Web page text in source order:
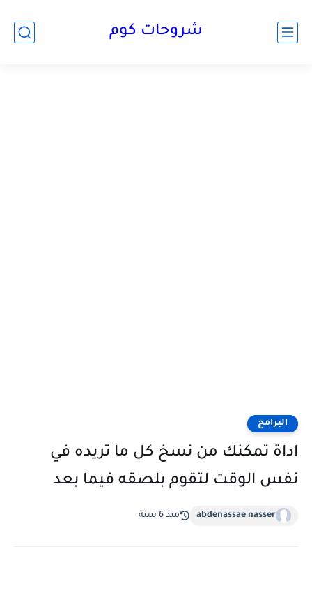
شروحات كوم
البرامج
اداة تمكنك من نسخ كل ما تريده في
نفس الوقت لتقوم بلصقه فيما بعد
abdenassae nasser منذ 6 سنة